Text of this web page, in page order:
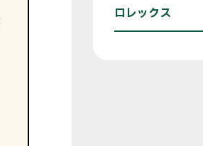
ロレックス